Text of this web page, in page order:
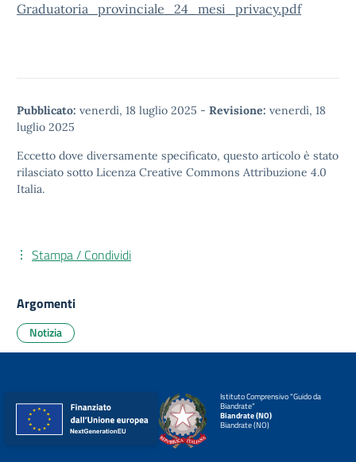
Graduatoria_provinciale_24_mesi_privacy.pdf
Pubblicato: venerdì, 18 luglio 2025 - Revisione: venerdì, 18
luglio 2025
Eccetto dove diversamente specificato, questo articolo è stato
rilasciato sotto Licenza Creative Commons Attribuzione 4.0
Italia.
Stampa / Condividi
Argomenti
Notizia
Istituto Comprensivo "Guido da
Biandrate"
Biandrate (NO)
Biandrate (NO)